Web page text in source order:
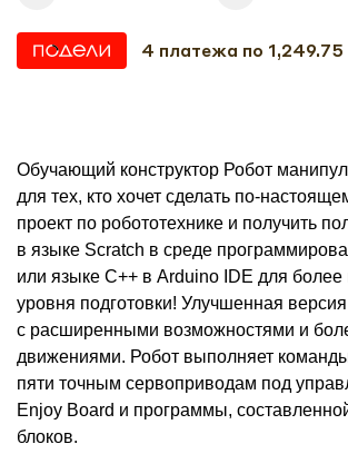
4 платежа по 1,249.75
Обучающий конструктор Робот
для тех, кто хочет сделать по-
проект по робототехнике и получить
в языке Scratch в среде
или языке C++ в Arduino IDE для более
уровня подготовки! Улучшенная
с расширенными возможностями и
движениями. Робот выполняет
пяти точным сервоприводам под
Enjoy Board и программы,
блоков.